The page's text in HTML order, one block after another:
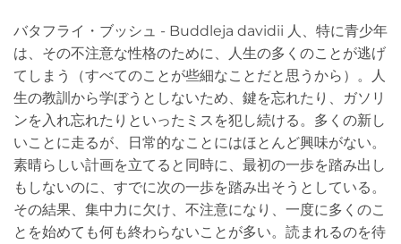
バタフライ・ブッシュ - Buddleja davidii 人、特に青少年
は、その不注意な性格のために、人生の多くのことが逃げ
てしまう（すべてのことが些細なことだと思うから）。人
生の教訓から学ぼうとしないため、鍵を忘れたり、ガソリ
ンを入れ忘れたりといったミスを犯し続ける。多くの新し
いことに走るが、日常的なことにはほとんど興味がない。
素晴らしい計画を立てると同時に、最初の一歩を踏み出し
もしないのに、すでに次の一歩を踏み出そうとしている。
その結果、集中力に欠け、不注意になり、一度に多くのこ
とを始めても何も終わらないことが多い。読まれるのを待